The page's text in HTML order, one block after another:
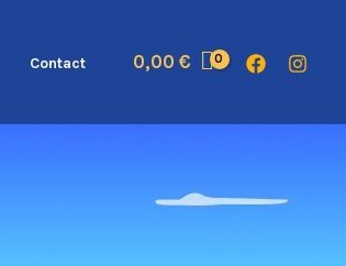
Contact 0,00 €